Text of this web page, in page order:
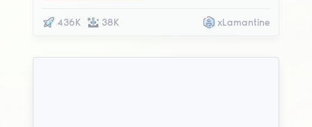
436K 38K xLamantine